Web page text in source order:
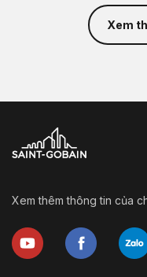
Xem
Xem thêm thông tin của